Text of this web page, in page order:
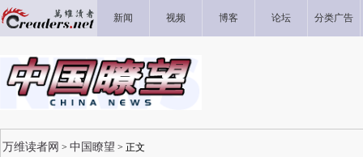
新闻 视频 博客 论坛 分类广告
万维读者网 > 中国瞭望 > 正文